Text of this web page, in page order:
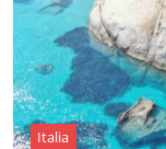
Italia